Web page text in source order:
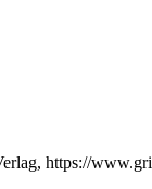
https://